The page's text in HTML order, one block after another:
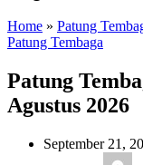
Home » Patung
Patung Tembaga
Patung
Agustus 2026
September 21,